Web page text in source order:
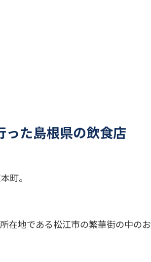
た島根県の飲食店
町。
在地である松江市の繁華街の中のお